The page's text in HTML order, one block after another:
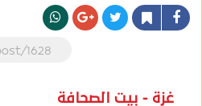
1628
غزة - بيت الصحافة